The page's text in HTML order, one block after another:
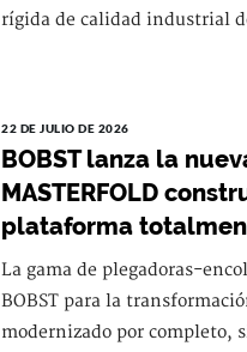
rígida de calidad industrial
22 DE JULIO DE 2026
BOBST lanza la
MASTERFOLD
plataforma
La gama de plegadoras-
BOBST para la
modernizado por completo,